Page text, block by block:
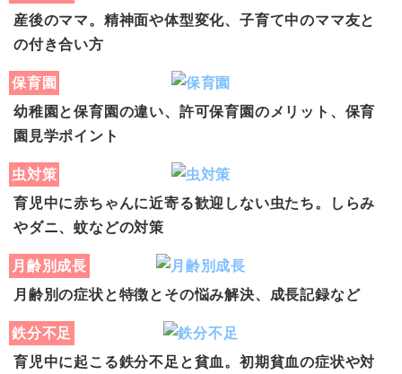
産後のママ。精神面や体型変化、子育て中のママ友と
の付き合い方
保育園
幼稚園と保育園の違い、許可保育園のメリット、保育
園見学ポイント
虫対策
育児中に赤ちゃんに近寄る歓迎しない虫たち。しらみ
やダニ、蚊などの対策
月齢別成長
月齢別の症状と特徴とその悩み解決、成長記録など
鉄分不足
育児中に起こる鉄分不足と貧血。初期貧血の症状や対